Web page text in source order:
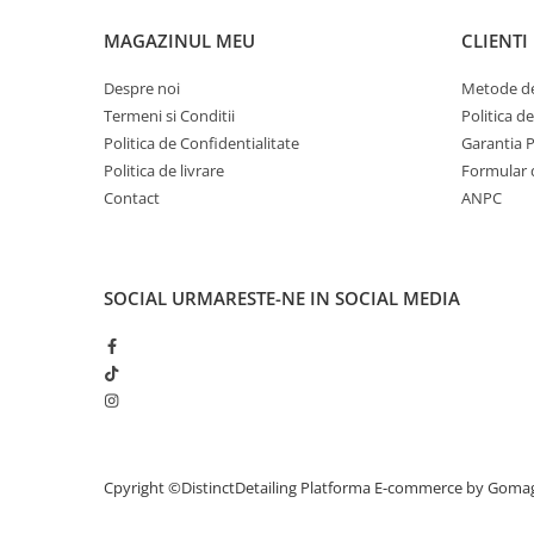
MAGAZINUL MEU
Despre noi
Termeni si Conditii
Politica de Confidentialitate
Politica de livrare
Contact
CLIENTI
Metode
Politica
Garantia
Formular
ANPC
SOCIAL URMARESTE-NE IN SOCIAL MEDIA
Cpyright ©DistinctDetailing Platforma E-commerce by